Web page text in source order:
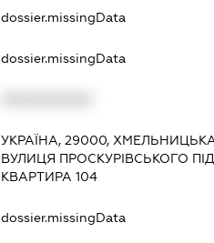
dossier.missingData
dossier.missingData
УКРАЇНА, 29000,
ВУЛИЦЯ ПРОСКУРІВСЬКОГО
КВАРТИРА 104
dossier.missingData